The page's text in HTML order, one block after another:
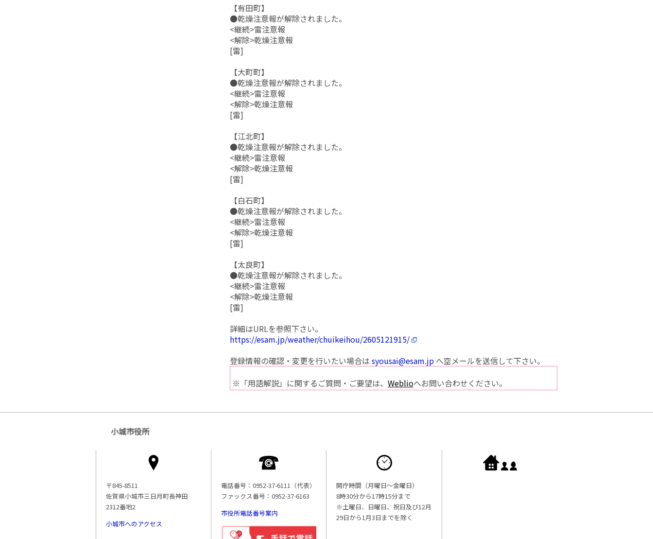
【有田町】
●乾燥注意報が解除されました。
<継続>雷注意報
<解除>乾燥注意報
[雷]
【大町町】
●乾燥注意報が解除されました。
<継続>雷注意報
<解除>乾燥注意報
[雷]
【江北町】
●乾燥注意報が解除されました。
<継続>雷注意報
<解除>乾燥注意報
[雷]
【白石町】
●乾燥注意報が解除されました。
<継続>雷注意報
<解除>乾燥注意報
[雷]
【太良町】
●乾燥注意報が解除されました。
<継続>雷注意報
<解除>乾燥注意報
[雷]
詳細はURLを参照下さい。
https://esam.jp/weather/chuikeihou/2605121915/
登録情報の確認・変更を行いたい場合は syousai@esam.jp へ空メールを送信して下さい。
※「用語解説」に関するご質問・ご要望は、 Weblioへお問い合わせください。
小城市役所
〒845-8511
佐賀県小城市三日月町長神田
2312番地2
小城市へのアクセス
電話番号：0952-37-6111（代表）
ファックス番号：0952-37-6163
市役所電話番号案内
開庁時間（月曜日〜金曜日）
8時30分から17時15分まで
※土曜日、日曜日、祝日及び12月
29日から1月3日までを除く